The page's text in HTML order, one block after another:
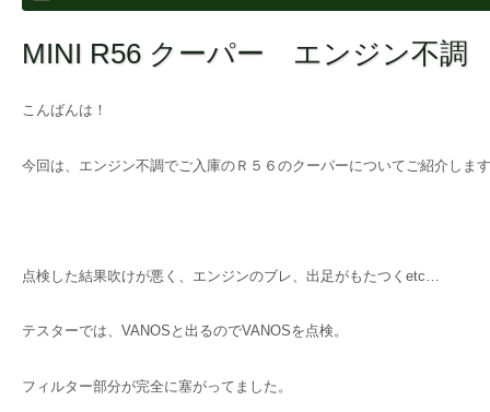
MINI R56 クーパー エンジン不調
こんばんは！
今回は、エンジン不調でご入庫のＲ５６のクーパーについてご紹介しま
点検した結果吹けが悪く、エンジンのブレ、出足がもたつくetc…
テスターでは、VANOSと出るのでVANOSを点検。
フィルター部分が完全に塞がってました。